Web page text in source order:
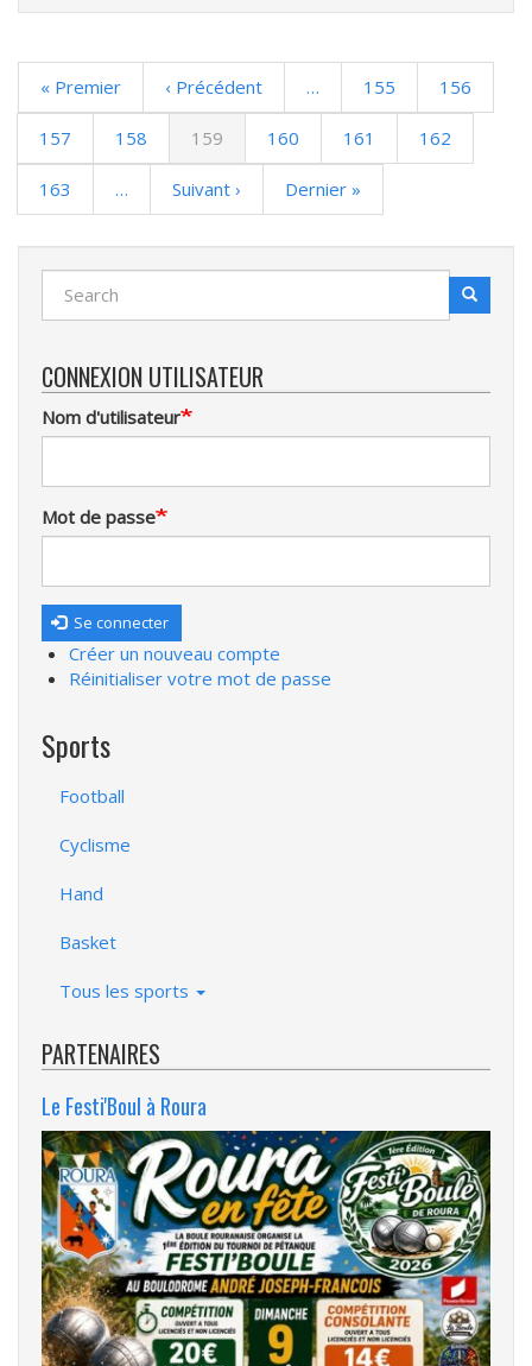
Pagination
Première
page
« Premier
Page
précédente
‹ Précédent … Page
155 Page
156
Page
157 Page
158
Page
courante
159 Page
160 Page
161 Page
162
Page
163 …
Page
suivante
Suivant ›
Dernière
page
Dernier »
Recherche Search
CONNEXION UTILISATEUR
Nom d'utilisateur
Mot de passe
Se connecter
Créer un nouveau compte
Réinitialiser votre mot de passe
Sports
Football
Cyclisme
Hand
Basket
Tous les sports
PARTENAIRES
Le Festi'Boul à Roura